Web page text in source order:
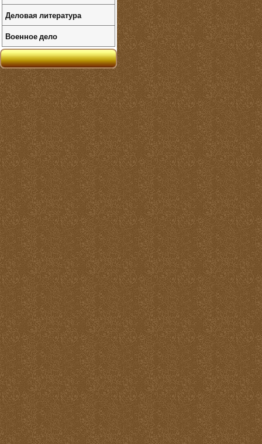
Деловая литература
Военное дело